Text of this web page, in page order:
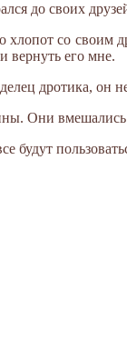
до своих
хлопот со своим
вернуть его мне.
дротика, он
Они вмешались
будут